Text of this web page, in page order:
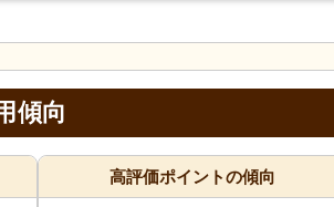
傾向
高評価ポイントの傾向